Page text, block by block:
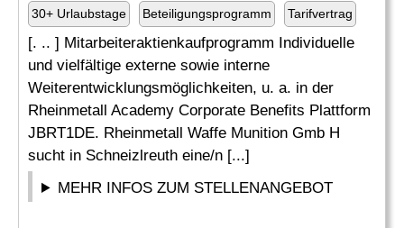
30+ Urlaubstage Beteiligungsprogramm Tarifvertrag
[. .. ] Mitarbeiteraktienkaufprogramm Individuelle
und vielfältige externe sowie interne
Weiterentwicklungsmöglichkeiten, u. a. in der
Rheinmetall Academy Corporate Benefits Plattform
JBRT1DE. Rheinmetall Waffe Munition Gmb H
sucht in Schneizlreuth eine/n [...]
MEHR INFOS ZUM STELLENANGEBOT